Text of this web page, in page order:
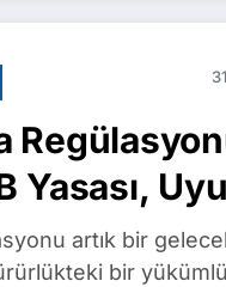
Yasası,
artık bir
bir